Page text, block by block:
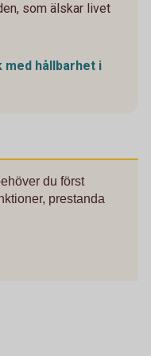
som älskar livet
med hållbarhet i
du först
prestanda